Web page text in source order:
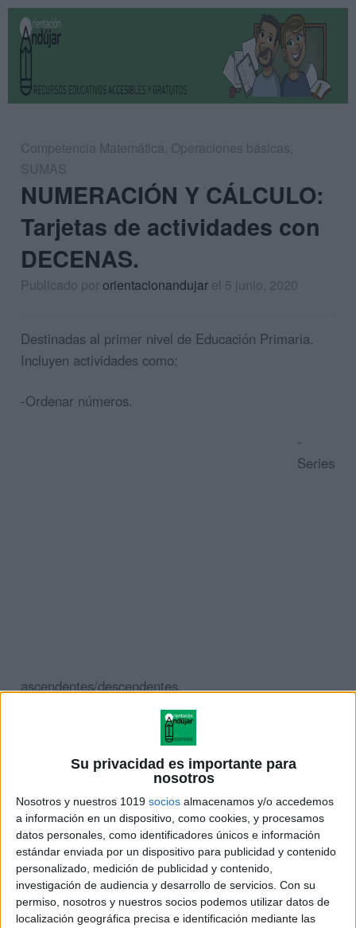
Su privacidad es importante para
nosotros
Nosotros y nuestros 1019 socios almacenamos y/o accedemos
a información en un dispositivo, como cookies, y procesamos
datos personales, como identificadores únicos e información
estándar enviada por un dispositivo para publicidad y contenido
personalizado, medición de publicidad y contenido,
investigación de audiencia y desarrollo de servicios. Con su
permiso, nosotros y nuestros socios podemos utilizar datos de
localización geográfica precisa e identificación mediante las
Competencia Matemática, Operaciones básicas,
SUMAS
NUMERACIÓN Y CÁLCULO:
Tarjetas de actividades con
DECENAS.
Publicado pororientacionandujar el 5 junio, 2020
Destinadas al primer nivel de Educación Primaria.
Incluyen actividades como:
-Ordenar números.
-
Series
ascendentes/descendentes.
-Escribir con cifras el número que se indica.
-Cálculo básico de sumas y restas con y sin llevada.